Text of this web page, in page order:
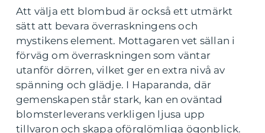
Att välja ett blombud är också ett utmärkt
sätt att bevara överraskningens och
mystikens element. Mottagaren vet sällan i
förväg om överraskningen som väntar
utanför dörren, vilket ger en extra nivå av
spänning och glädje. I Haparanda, där
gemenskapen står stark, kan en oväntad
blomsterleverans verkligen ljusa upp
tillvaron och skapa oförglömliga ögonblick.